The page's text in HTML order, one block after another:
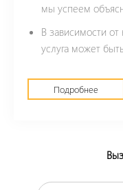
мы успеем
В зависимости
услуга может
Подробнее